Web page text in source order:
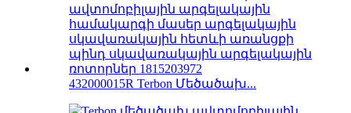
432000015R Terbon Մեծածախ...